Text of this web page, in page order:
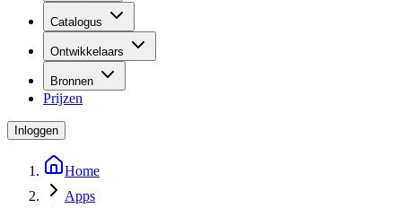
Catalogus
Ontwikkelaars
Bronnen
Prijzen
Inloggen
Home
Apps